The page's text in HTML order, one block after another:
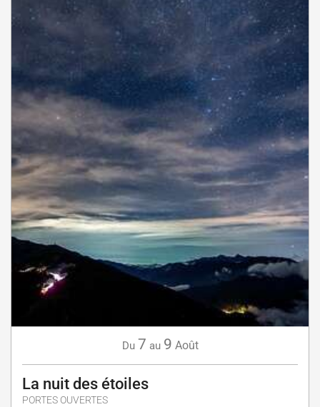
Du 7 au 9 Août
La nuit des étoiles
PORTES OUVERTES